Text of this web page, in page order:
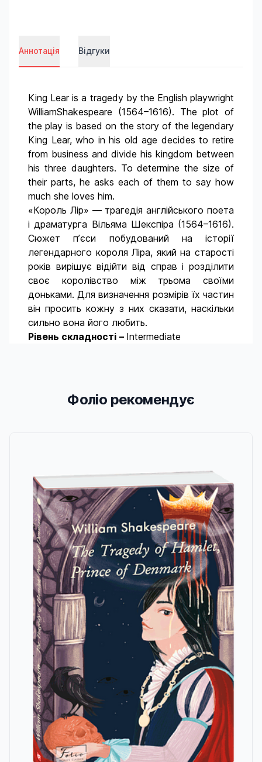
Аннотація Відгуки
King Lear is a tragedy by the English playwright
WilliamShakespeare (1564–1616). The plot of
the play is based on the story of the legendary
King Lear, who in his old age decides to retire
from business and divide his kingdom between
his three daughters. To determine the size of
their parts, he asks each of them to say how
much she loves him.
«Король Лір» — трагедія англійського поета
і драматурга Вільяма Шекспіра (1564–1616).
Сюжет п’єси побудований на історії
легендарного короля Ліра, який на старості
років вирішує відійти від справ і розділити
своє королівство між трьома своїми
доньками. Для визначення розмірів їх частин
він просить кожну з них сказати, наскільки
сильно вона його любить.
Рівень складності – Intermediate
Фоліо рекомендує